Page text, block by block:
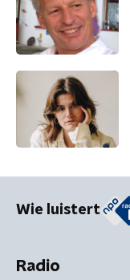
Wie luistert
Radio